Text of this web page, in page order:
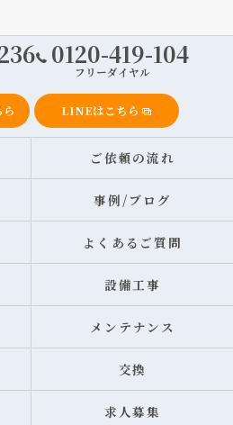
0120-419-104
フリーダイヤル
LINEはこちら
ご依頼の流れ
事例/ブログ
よくあるご質問
設備工事
メンテナンス
交換
求人募集